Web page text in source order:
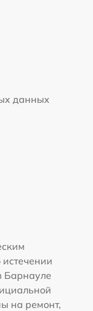
данных
Барнауле
на ремонт,